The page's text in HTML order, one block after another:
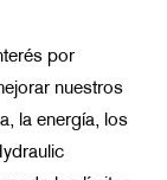
por
nuestros
la energía, los